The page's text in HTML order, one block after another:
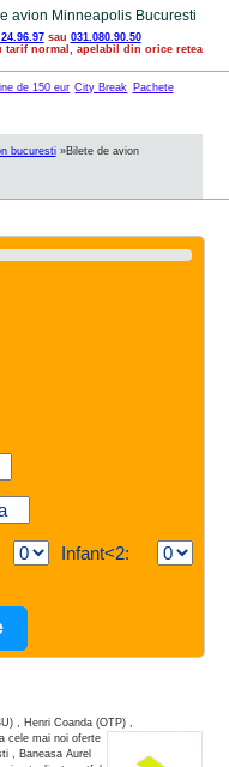
avion Minneapolis Bucuresti
sau 031.080.90.50
tarif normal, apelabil din orice retea
de 150 eur City Break Pachete
bucuresti»Bilete de avion
Infant<2:
, Henri Coanda (OTP) ,
cele mai noi oferte
, Baneasa Aurel